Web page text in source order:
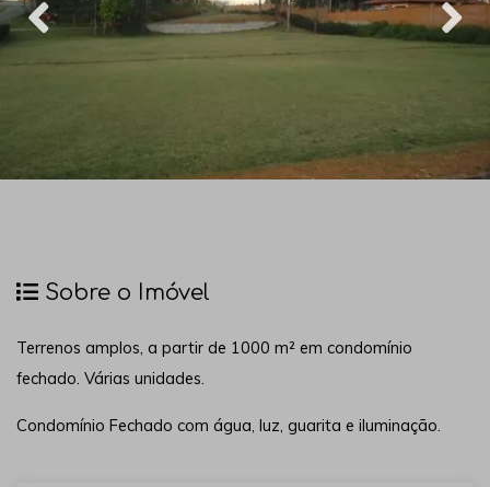
Sobre o Imóvel
Terrenos amplos, a partir de 1000 m² em condomínio
fechado. Várias unidades.
Condomínio Fechado com água, luz, guarita e iluminação.